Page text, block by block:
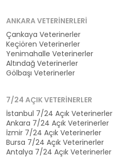
ANKARA VETERINERLERI
Çankaya Veterinerler
Keçiören Veterinerler
Yenimahalle Veterinerler
Altındağ Veterinerler
Gölbaşı Veterinerler
7/24 AÇIK VETERINERLER
İstanbul 7/24 Açık Veterinerler
Ankara 7/24 Açık Veterinerler
İzmir 7/24 Açık Veterinerler
Bursa 7/24 Açık Veterinerler
Antalya 7/24 Açık Veterinerler